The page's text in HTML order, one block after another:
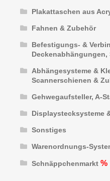
Plakattaschen aus
Fahnen & Zubehör
Befestigungs- &
Deckenabhängungen,
Abhängesysteme &
Scannerschienen &
Gehwegaufsteller, A-
Displaystecksysteme
Sonstiges
Warenordnungs-
Schnäppchenmarkt